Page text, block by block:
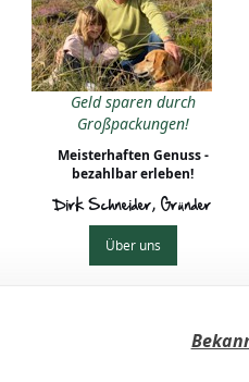
Geld sparen durch
Großpackungen!
Meisterhaften Genuss -
bezahlbar erleben!
Dirk Schneider, Gründer
Über uns